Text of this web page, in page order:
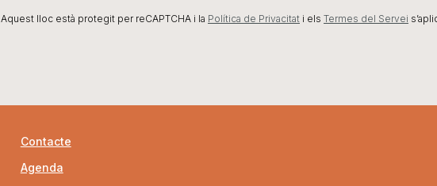
Aquest lloc està protegit per reCAPTCHA i la Política de Privacitat i els Termes del Servei
Contacte
Agenda